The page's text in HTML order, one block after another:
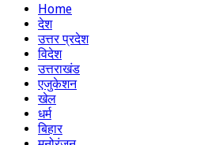
Home
देश
उत्तर प्रदेश
विदेश
उत्तराखंड
एजुकेशन
खेल
धर्म
बिहार